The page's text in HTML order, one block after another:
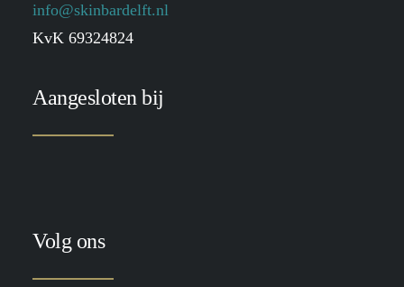
info@skinbardelft.nl
KvK 69324824
Aangesloten bij
Volg ons